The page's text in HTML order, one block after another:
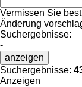
Vermissen Sie
Änderung
Suchergebnisse:
-
anzeigen
Suchergebnisse:
Anzeigen